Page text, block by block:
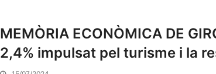
MEMÒRIA ECONÒMICA DE
2,4% impulsat pel turisme i la